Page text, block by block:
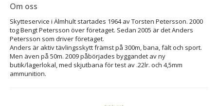
Om oss
Skytteservice i Älmhult startades 1964 av Torsten Petersson. 2000
tog Bengt Petersson över företaget. Sedan 2005 är det Anders
Petersson som driver företaget.
Anders är aktiv tävlingsskytt främst på 300m, bana, fält och sport.
Men även på 50m. 2009 påbörjades byggandet av ny
butik/lagerlokal, med skjutbana för test av .22lr. och 4,5mm
ammunition.